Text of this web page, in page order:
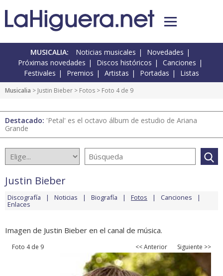
MUSICALIA: Noticias musicales
Novedades
Próximas novedades
Discos históricos
Canciones
Festivales
Premios Artistas Portadas Listas
Musicalia > Justin Bieber > Fotos > Foto 4 de 9
Destacado: 'Petal' es el octavo álbum de estudio de Ariana
Grande
Justin Bieber
Discografía Noticias Biografía Fotos Canciones
Enlaces
Imagen de Justin Bieber en el canal de música.
Foto 4 de 9 << Anterior Siguiente >>